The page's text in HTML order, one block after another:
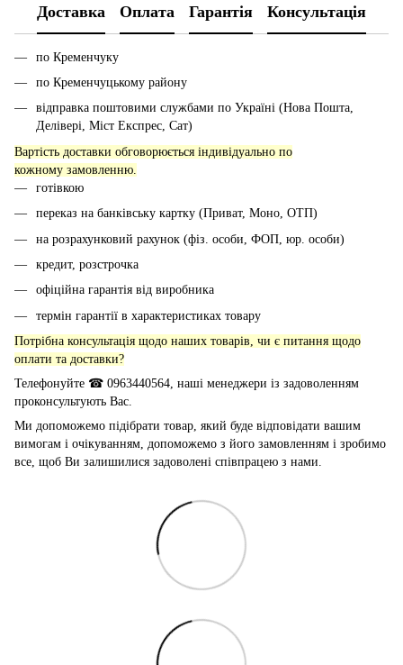
Доставка Оплата Гарантія Консультація
по Кременчуку
по Кременчуцькому району
відправка поштовими службами по Україні (Нова Пошта,
Делівері, Міст Експрес, Сат)
Вартість доставки обговорюється індивідуально по
кожному замовленню.
готівкою
переказ на банківську картку (Приват, Моно, ОТП)
на розрахунковий рахунок (фіз. особи, ФОП, юр. особи)
кредит, розстрочка
офіційна гарантія від виробника
термін гарантії в характеристиках товару
Потрібна консультація щодо наших товарів, чи є питання щодо
оплати та доставки?
Телефонуйте ☎ 0963440564, наші менеджери із задоволенням
проконсультують Вас.
Ми допоможемо підібрати товар, який буде відповідати вашим
вимогам і очікуванням, допоможемо з його замовленням і зробимо
все, щоб Ви залишилися задоволені співпрацею з нами.